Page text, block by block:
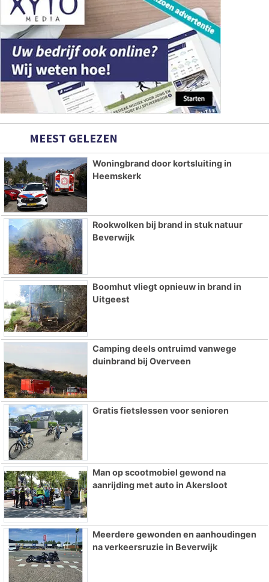
MEEST GELEZEN
Woningbrand door kortsluiting in
Heemskerk
Rookwolken bij brand in stuk natuur
Beverwijk
Boomhut vliegt opnieuw in brand in
Uitgeest
Camping deels ontruimd vanwege
duinbrand bij Overveen
Gratis fietslessen voor senioren
Man op scootmobiel gewond na
aanrijding met auto in Akersloot
Meerdere gewonden en aanhoudingen
na verkeersruzie in Beverwijk